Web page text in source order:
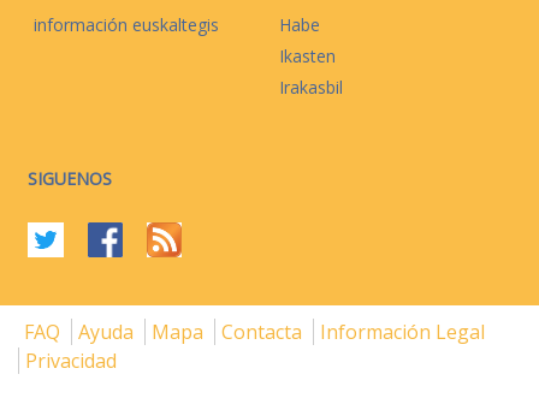
información euskaltegis
Habe
Ikasten
Irakasbil
SIGUENOS
FAQ Ayuda Mapa Contacta
Información Legal
Privacidad